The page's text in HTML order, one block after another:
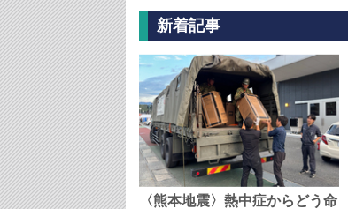
新着記事
〈熊本地震〉熱中症からどう命